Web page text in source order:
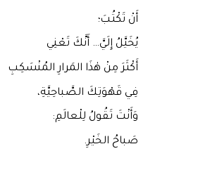
أَنْ تَكْتُبَ؛
يُخَيَّلُ إِلَيَّ… أَنَّكَ تَعْنِي
أَكْثَرَ مِنْ هٰذَا المَرارِ المُنْسَكِبِ
فِي قَهْوَتِكَ الصَّباحِيَّةِ،
وَأَنْتَ تَقُولُ لِلْعالَمِ:
صَباحُ الخَيْرِ.